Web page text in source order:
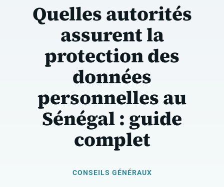
Quelles autorités
assurent la
protection des
données
personnelles au
Sénégal : guide
complet
CONSEILS GÉNÉRAUX